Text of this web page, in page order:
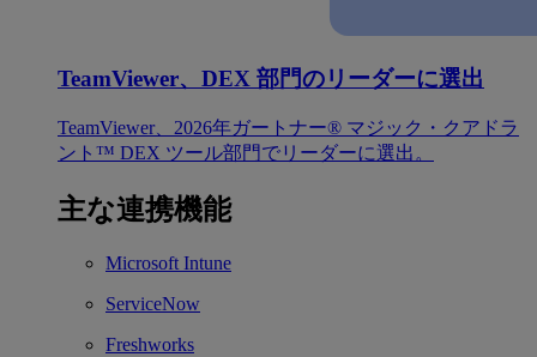
TeamViewer、DEX 部門のリーダーに選出
TeamViewer、2026年ガートナー® マジック・クアドラ
ント™ DEX ツール部門でリーダーに選出。
主な連携機能
Microsoft Intune
ServiceNow
Freshworks